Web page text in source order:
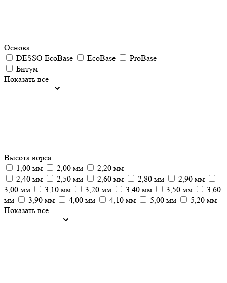
Основа
DESSO EcoBase
EcoBase
ProBase
Битум
Показать все
Высота ворса
1,00 мм
2,00 мм
2,20 мм
2,40 мм
2,50 мм 2,60 мм 2,80 мм
2,90 мм
3,00 мм
3,10 мм 3,20 мм 3,40 мм 3,50 мм
3,60
мм
3,90 мм 4,00 мм 4,10 мм 5,00 мм
5,20 мм
Показать все